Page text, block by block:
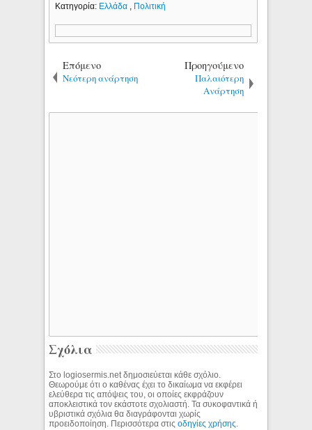
Κατηγορία: Ελλάδα , Πολιτική
Επόμενο
Νεότερη ανάρτηση
Προηγούμενο
Παλαιότερη
Ανάρτηση
Σχόλια
Στο logiosermis.net δημοσιεύεται κάθε σχόλιο.
Θεωρούμε ότι ο καθένας έχει το δικαίωμα να εκφέρει
ελεύθερα τις απόψεις του, οι οποίες εκφράζουν
αποκλειστικά τον εκάστοτε σχολιαστή. Τα συκοφαντικά ή
υβριστικά σχόλια θα διαγράφονται χωρίς
προειδοποίηση. Περισσότερα στιςοδηγίες χρήσης.